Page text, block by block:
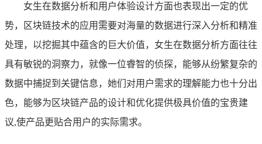
女生在数据分析和用户体验设计方面也表现出一定的优
势，区块链技术的应用需要对海量的数据进行深入分析和精准
处理，以挖掘其中蕴含的巨大价值，女生在数据分析方面往往
具有敏锐的洞察力，就像一位睿智的侦探，能够从纷繁复杂的
数据中捕捉到关键信息，她们对用户需求的理解能力也十分出
色，能够为区块链产品的设计和优化提供极具价值的宝贵建
议,使产品更贴合用户的实际需求。